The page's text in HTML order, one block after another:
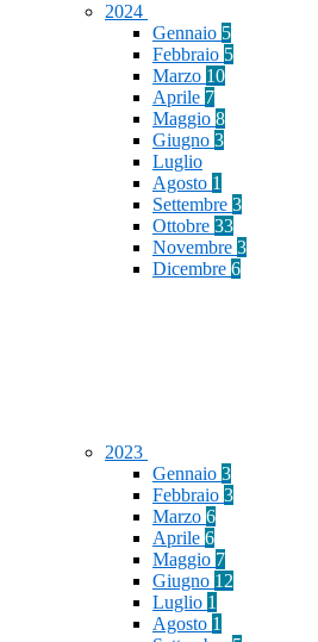
2024
Gennaio 5
Febbraio 5
Marzo 10
Aprile 7
Maggio 8
Giugno 3
Luglio
Agosto 1
Settembre 3
Ottobre 33
Novembre 3
Dicembre 6
2023
Gennaio 3
Febbraio 3
Marzo 6
Aprile 6
Maggio 7
Giugno 12
Luglio 1
Agosto 1